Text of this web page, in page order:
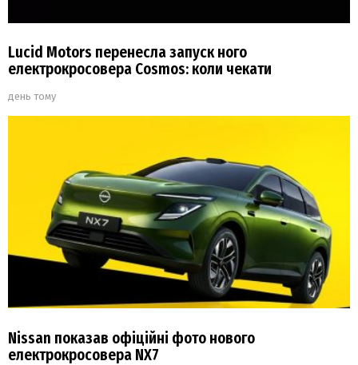
Lucid Motors перенесла запуск ного
електрокросовера Cosmos: коли чекати
день тому
Nissan показав офіційні фото нового
електрокросовера NX7